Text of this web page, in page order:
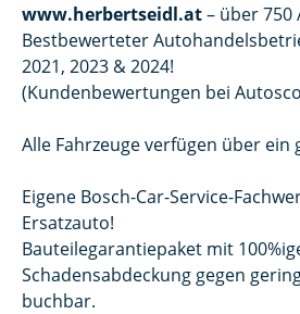
www.herbertseidl.at– über 750
Bestbewerteter
2021, 2023 & 2024!
(Kundenbewertungen bei
Alle Fahrzeuge verfügen über ein
Eigene Bosch-Car-Service-
Ersatzauto!
Bauteilegarantiepaket mit
Schadensabdeckung gegen
buchbar.